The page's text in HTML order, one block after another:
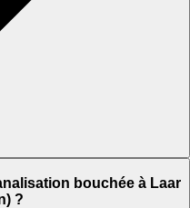
bouchée à Laar
?